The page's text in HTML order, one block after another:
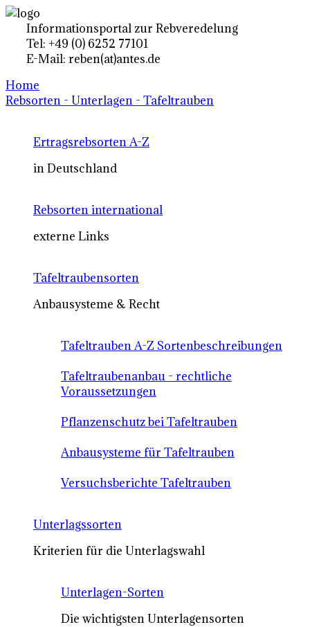
Informationsportal zur Rebveredelung
Tel: +49 (0) 6252 77101
E-Mail: reben(at)antes.de
Home
Rebsorten - Unterlagen - Tafeltrauben
Ertragsrebsorten A-Z
in Deutschland
Rebsorten international
externe Links
Tafeltraubensorten
Anbausysteme & Recht
Tafeltrauben A-Z Sortenbeschreibungen
Tafeltraubenanbau - rechtliche
Voraussetzungen
Pflanzenschutz bei Tafeltrauben
Anbausysteme für Tafeltrauben
Versuchsberichte Tafeltrauben
Unterlagssorten
Kriterien für die Unterlagswahl
Unterlagen-Sorten
Die wichtigsten Unterlagensorten